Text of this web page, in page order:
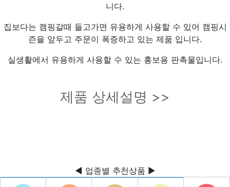
니다.
집보다는 캠핑갈때 들고가면 유용하게 사용할 수 있어 캠핑시
즌을 앞두고 주문이 폭증하고 있는 제품 입니다.
실생활에서 유용하게 사용할 수 있는 홍보용 판촉물입니다.
제품 상세설명 >>
◀ 업종별 추천상품 ▶